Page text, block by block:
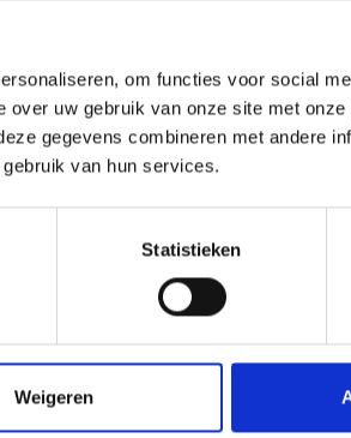
om functies voor social
uw gebruik van onze site met
gegevens combineren met andere
van hun services.
Statistieken
Weigeren
.
PA6 Nylon GS
Bij Vos Kunststoffen kiest u
Of het nu gaat om één plaat
Bel ons via0416 75 02 55 of
offerte aan voor uw PA6 GS
Veelgestelde
Wat is het verschil tussen
PA6 GS is gegoten nylon,